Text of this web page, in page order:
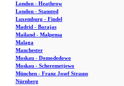
London - Heathrow
London - Stansted
Luxemburg - Findel
Madrid - Barajas
Mailand - Malpensa
Malaga
Manchester
Moskau - Domodedowo
Moskau - Scheremetjewo
München - Franz Josef Strauss
Nürnberg